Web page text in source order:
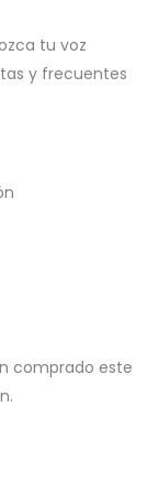
tu voz
y frecuentes
comprado este